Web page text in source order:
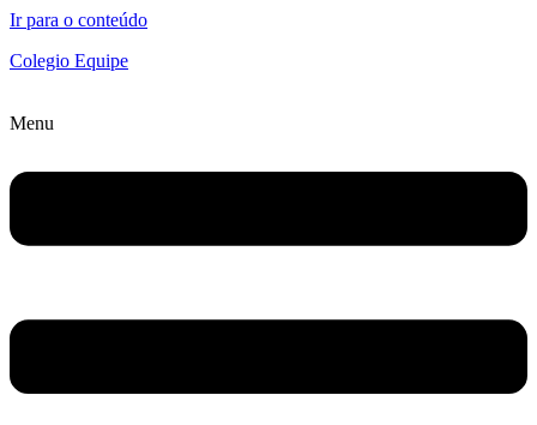
Ir para o conteúdo
Colegio Equipe
Menu